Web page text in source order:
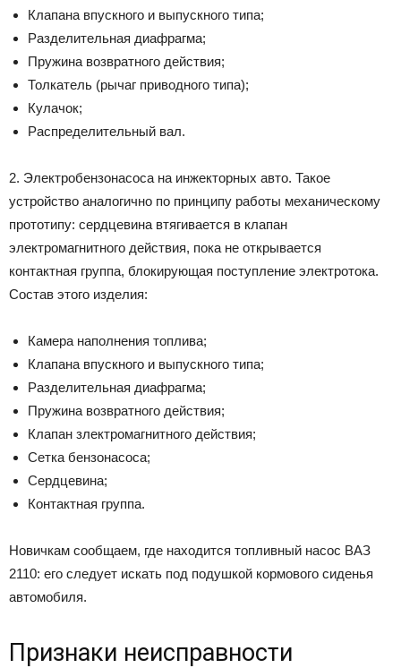
Клапана впускного и выпускного типа;
Разделительная диафрагма;
Пружина возвратного действия;
Толкатель (рычаг приводного типа);
Кулачок;
Распределительный вал.
2. Электробензонасоса на инжекторных авто. Такое
устройство аналогично по принципу работы механическому
прототипу: сердцевина втягивается в клапан
электромагнитного действия, пока не открывается
контактная группа, блокирующая поступление электротока.
Состав этого изделия:
Камера наполнения топлива;
Клапана впускного и выпускного типа;
Разделительная диафрагма;
Пружина возвратного действия;
Клапан злектромагнитного действия;
Сетка бензонасоса;
Сердцевина;
Контактная группа.
Новичкам сообщаем, где находится топливный насос ВАЗ
2110: его следует искать под подушкой кормового сиденья
автомобиля.
Признаки неисправности